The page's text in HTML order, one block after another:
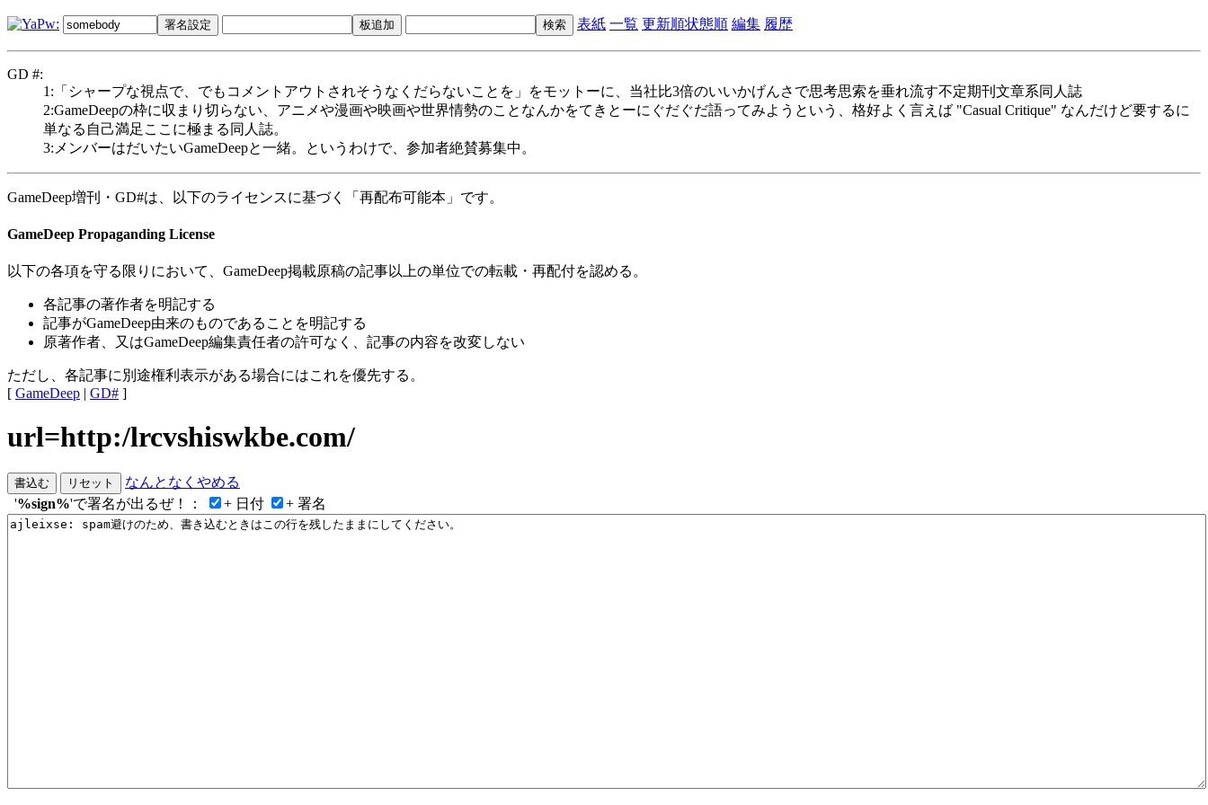
表紙 一覧 更新順状態順 編集 履歴
GD #:
1:「シャープな視点で、でもコメントアウトされそうなくだらないことを」をモットーに、当社比3倍のいいかげんさで思考思索を垂れ流す不定期刊文章系同人誌
2:GameDeepの枠に収まり切らない、アニメや漫画や映画や世界情勢のことなんかをてきとーにぐだぐだ語ってみようという、格好よく言えば "Casual Critique" なんだけど要するに
単なる自己満足ここに極まる同人誌。
3:メンバーはだいたいGameDeepと一緒。というわけで、参加者絶賛募集中。
GameDeep増刊・GD#は、以下のライセンスに基づく「再配布可能本」です。
GameDeep Propaganding License
以下の各項を守る限りにおいて、GameDeep掲載原稿の記事以上の単位での転載・再配付を認める。
各記事の著作者を明記する
記事がGameDeep由来のものであることを明記する
原著作者、又はGameDeep編集責任者の許可なく、記事の内容を改変しない
ただし、各記事に別途権利表示がある場合にはこれを優先する。
[ GameDeep | GD# ]
url=http:/lrcvshiswkbe.com/
なんとなくやめる
'%sign%'で署名が出るぜ！： + 日付 + 署名